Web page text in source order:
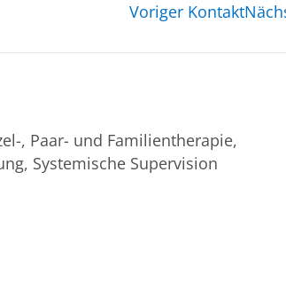
Voriger Kontakt
, Paar- und Familientherapie,
Systemische Supervision